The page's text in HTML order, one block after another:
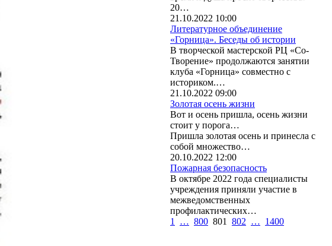
20…
21.10.2022 10:00
Литературное объединение
«Горница». Беседы об истории
В творческой мастерской РЦ «Со-
Творение» продолжаются занятии
клуба «Горница» совместно с
историком.…
21.10.2022 09:00
Золотая осень жизни
Вот и осень пришла, осень жизни
стоит у порога…
Пришла золотая осень и принесла с
собой множество…
20.10.2022 12:00
Пожарная безопасность
В октябре 2022 года специалисты
учреждения приняли участие в
межведомственных
профилактических…
1
… 800 801 802 … 1400